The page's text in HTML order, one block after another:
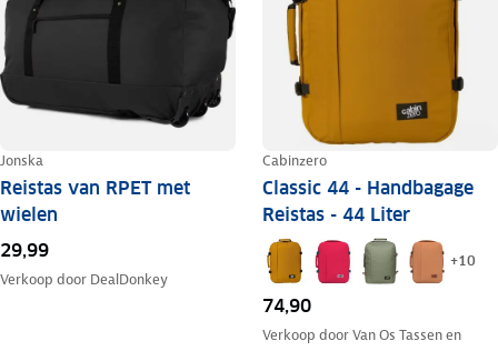
Jonska
Reistas van RPET met
wielen
29,99
Verkoop door DealDonkey
Cabinzero
Classic 44 - Handbagage
Reistas - 44 Liter
+10
74,90
Verkoop doorVan Os Tassen en